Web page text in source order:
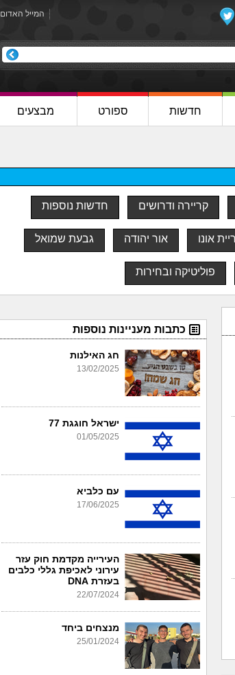
המייל האדום
חדשות ספורט מבצעים
קריירה ודרושים חדשות נוספות
אונו אור יהודה גבעת שמואל
פוליטיקה ובחירות
כתבות מעניינות נוספות
חג האילנות
13/02/2025
ישראל חוגגת 77
01/05/2025
עם כלביא
17/06/2025
העירייה מקדמת חוק עזר
עירוני לאכיפת גללי כלבים
בעזרת DNA
22/07/2024
מנצחים ביחד
25/01/2024